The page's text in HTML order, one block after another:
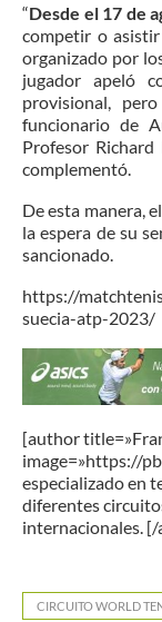
“Desde el 17 de
competir o
organizado por
jugador apeló
provisional,
funcionario de
Profesor Richard
complementó.
De esta manera,
la espera de su
sancionado.
https://
suecia-atp-2023/
[author
image=»https://
especializado en
diferentes
internacionales.
CIRCUITO WORLD